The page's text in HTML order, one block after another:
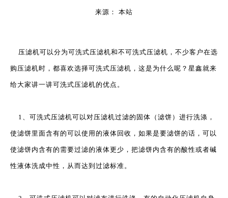
来源： 本站
压滤机可以分为可洗式压滤机和不可洗式压滤机，不少客户在选
购压滤机时，都喜欢选择可洗式压滤机，这是为什么呢？星鑫就来
给大家讲一讲可洗式压滤机的优点。
1、可洗式压滤机可以对压滤机过滤的固体（滤饼）进行洗涤，
使滤饼里面含有的可以使用的液体回收，如果是要滤饼的话，可以
使滤饼内含有的需要过滤的液体更少，把滤饼内含有的酸性或者碱
性液体洗成中性，从而达到过滤标准。